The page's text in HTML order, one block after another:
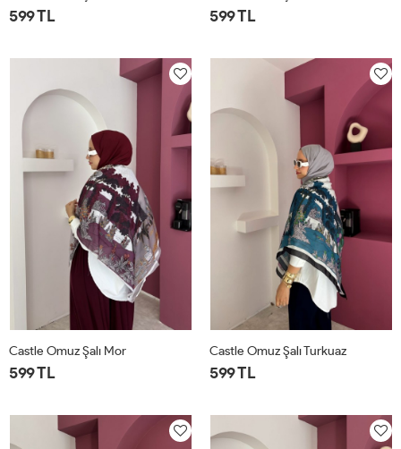
599 TL 599 TL
Castle Omuz Şalı Mor
599 TL
Castle Omuz Şalı Turkuaz
599 TL